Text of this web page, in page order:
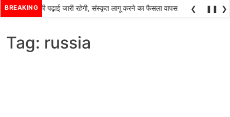
BREAKING
में पंजाबी की पढ़ाई जारी रहेगी, संस्कृत लागू करने का फैसला वापस श्री गुरु
❮ ❚❚ ❯
Tag: russia